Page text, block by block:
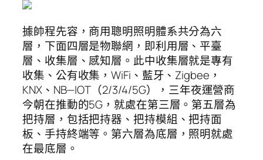
據帥程先容，商用聰明照明體系共分為六
層，下面四層是物聯網，即利用層、平臺
層、收集層、感知層。此中收集層就是專有
收集、公有收集，WiFi、藍牙、Zigbee，
KNX、NB—IOT（2/3/4/5G），三年夜運營商
今朝在推動的5G，就處在第三層。第五層為
把持層，包括把持器、把持模組、把持面
板、手持終端等。第六層為底層，照明就處
在最底層。